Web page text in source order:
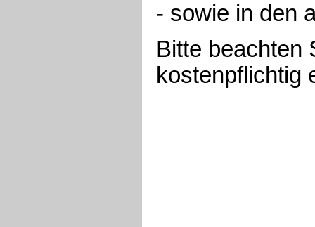
- sowie in den
Bitte beachten
kostenpflichtig